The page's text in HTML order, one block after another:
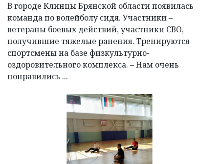
В городе Клинцы Брянской области появилась
команда по волейболу сидя. Участники –
ветераны боевых действий, участники СВО,
получившие тяжелые ранения. Тренируются
спортсмены на базе физкультурно-
оздоровительного комплекса. – Нам очень
понравились ...